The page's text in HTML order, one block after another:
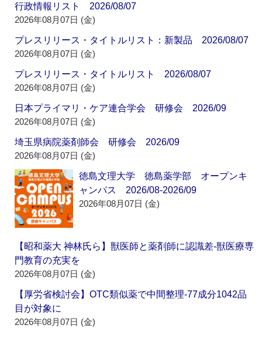
行政情報リスト 2026/08/07
2026年08月07日 (金)
プレスリリース・タイトルリスト：新製品 2026/08/07
2026年08月07日 (金)
プレスリリース・タイトルリスト 2026/08/07
2026年08月07日 (金)
日本プライマリ・ケア連合学会 研修会 2026/09
2026年08月07日 (金)
埼玉県病院薬剤師会 研修会 2026/09
2026年08月07日 (金)
徳島文理大学 徳島薬学部 オープンキ
ャンパス 2026/08-2026/09
2026年08月07日 (金)
【昭和薬大 神林氏ら】獣医師と薬剤師に認識差‐獣医療専
門教育の充実を
2026年08月07日 (金)
【厚労省検討会】OTC類似薬で中間整理‐77成分1042品
目が対象に
2026年08月07日 (金)